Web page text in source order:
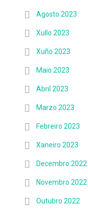
Agosto 2023
Xullo 2023
Xuño 2023
Maio 2023
Abril 2023
Marzo 2023
Febreiro 2023
Xaneiro 2023
Decembro 2022
Novembro 2022
Outubro 2022